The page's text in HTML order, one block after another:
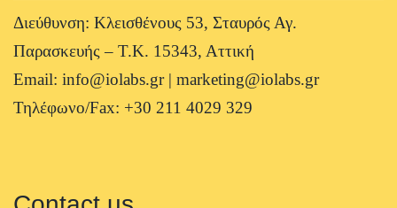
Διεύθυνση: Κλεισθένους 53, Σταυρός Αγ.
Παρασκευής – Τ.Κ. 15343, Αττική
Email: info@iolabs.gr | marketing@iolabs.gr
Τηλέφωνο/Fax: +30 211 4029 329